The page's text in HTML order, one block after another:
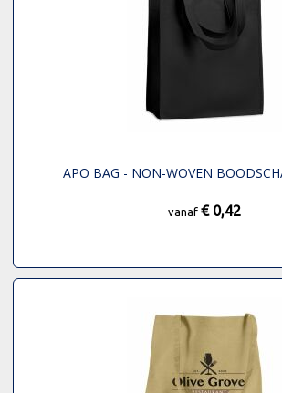
APO BAG - NON-WOVEN
vanaf € 0,42